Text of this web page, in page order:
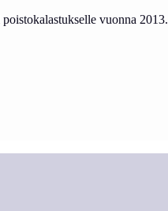
vuonna 2013.